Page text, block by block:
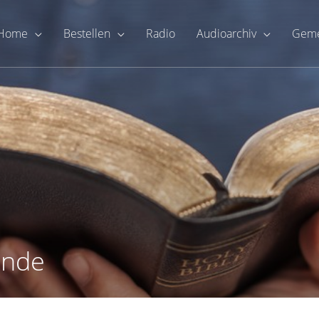
Bestellen Radio Audioarchiv